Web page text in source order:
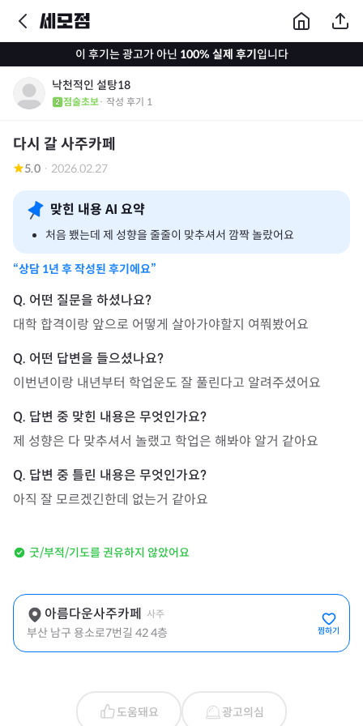
이 후기는 광고가 아닌 100% 실제 후기입니다
낙천적인 설탕18
점술초보· 작성 후기 1
다시 갈 사주카페
5.0 · 2026.02.27
맞힌 내용 AI 요약
처음 뵀는데 제 성향을 줄줄이 맞추셔서 깜짝 놀랐어요
“상담 1년 후 작성된 후기에요”
대학 합격이랑 앞으로 어떻게 살아가야할지 여쭤봤어요
이번년이랑 내년부터 학업운도 잘 풀린다고 알려주셨어요
제 성향은 다 맞추셔서 놀랬고 학업은 해봐야 알거 같아요
아직 잘 모르겠긴한데 없는거 같아요
굿/부적/기도를 권유하지 않았어요
아름다운사주카페 사주
부산 남구 용소로7번길 42 4층 찜하기
도움돼요 광고의심